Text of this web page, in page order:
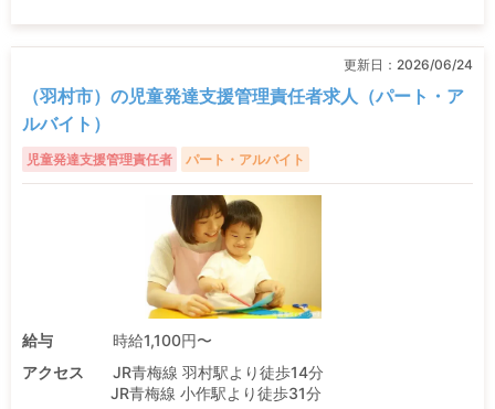
更新日： 2026/06/24
（羽村市）の児童発達支援管理責任者求人（パート・ア
ルバイト）
児童発達支援管理責任者 パート・アルバイト
給与
時給1,100円〜
アクセス
JR青梅線 羽村駅より徒歩14分
JR青梅線 小作駅より徒歩31分